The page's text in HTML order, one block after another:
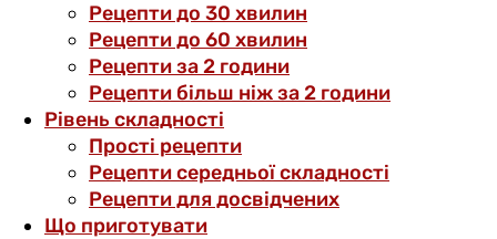
Рецепти до 30 хвилин
Рецепти до 60 хвилин
Рецепти за 2 години
Рецепти більш ніж за 2 години
Рівень складності
Прості рецепти
Рецепти середньої складності
Рецепти для досвідчених
Що приготувати